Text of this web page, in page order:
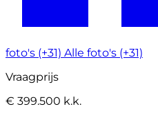
foto's (+31) Alle foto's (+31)
Vraagprijs
€ 399.500 k.k.